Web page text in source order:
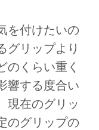
を付けたいの
グリップより
のくらい重く
響する度合い
現在のグリッ
のグリップの